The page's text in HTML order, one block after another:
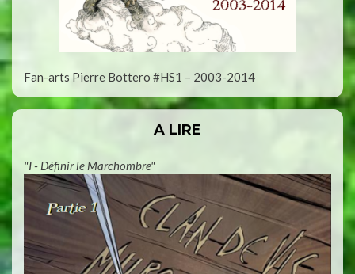
Fan-arts Pierre Bottero #HS1 – 2003-2014
A LIRE
"I - Définir le Marchombre"